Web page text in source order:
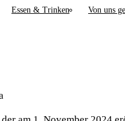
Essen & Trinken Von uns